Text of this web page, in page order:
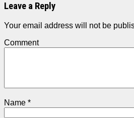
Leave a Reply
Your email address will not be
Comment
Name *